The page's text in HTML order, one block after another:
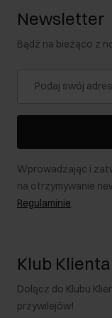
w Twojej
poprzestawać na
różnych i zmieniaj je
Jeżeli szukasz
jednym,
Newsletter
Bądź na bieżąco z
Wprowadzając i
na otrzymywanie
Regulaminie
Klub
Dołącz do Klubu
przywilejów!